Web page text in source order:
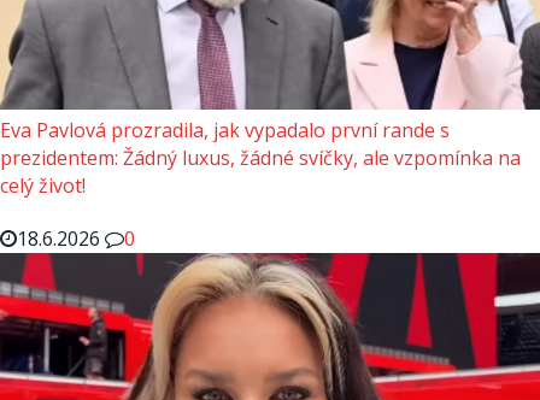
Eva Pavlová prozradila, jak vypadalo první rande s
prezidentem: Žádný luxus, žádné svíčky, ale vzpomínka na
celý život!
18.6.2026
0